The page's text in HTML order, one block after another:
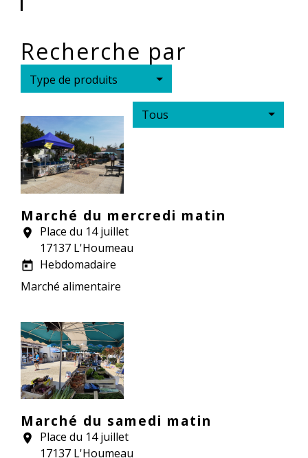
Recherche par
Type de produits
Tous
Marché du mercredi matin
location_on
Place du 14 juillet
17137 L'Houmeau
today Hebdomadaire
Marché alimentaire
Marché du samedi matin
location_on
Place du 14 juillet
17137 L'Houmeau